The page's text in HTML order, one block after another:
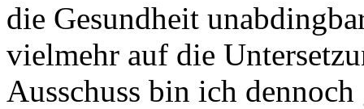
die Gesundheit
vielmehr auf die
Ausschuss bin ich dennoch